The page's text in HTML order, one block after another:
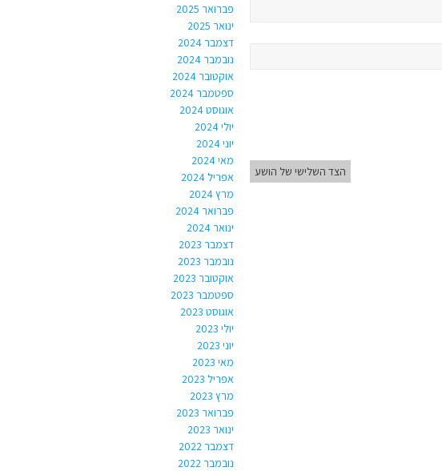
הצד השלישי של הושע
פברואר 2025
ינואר 2025
דצמבר 2024
נובמבר 2024
אוקטובר 2024
ספטמבר 2024
אוגוסט 2024
יולי 2024
יוני 2024
מאי 2024
אפריל 2024
מרץ 2024
פברואר 2024
ינואר 2024
דצמבר 2023
נובמבר 2023
אוקטובר 2023
ספטמבר 2023
אוגוסט 2023
יולי 2023
יוני 2023
מאי 2023
אפריל 2023
מרץ 2023
פברואר 2023
ינואר 2023
דצמבר 2022
נובמבר 2022